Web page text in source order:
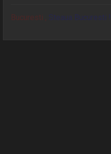
Bucuresti , Steaua Bucuresti !